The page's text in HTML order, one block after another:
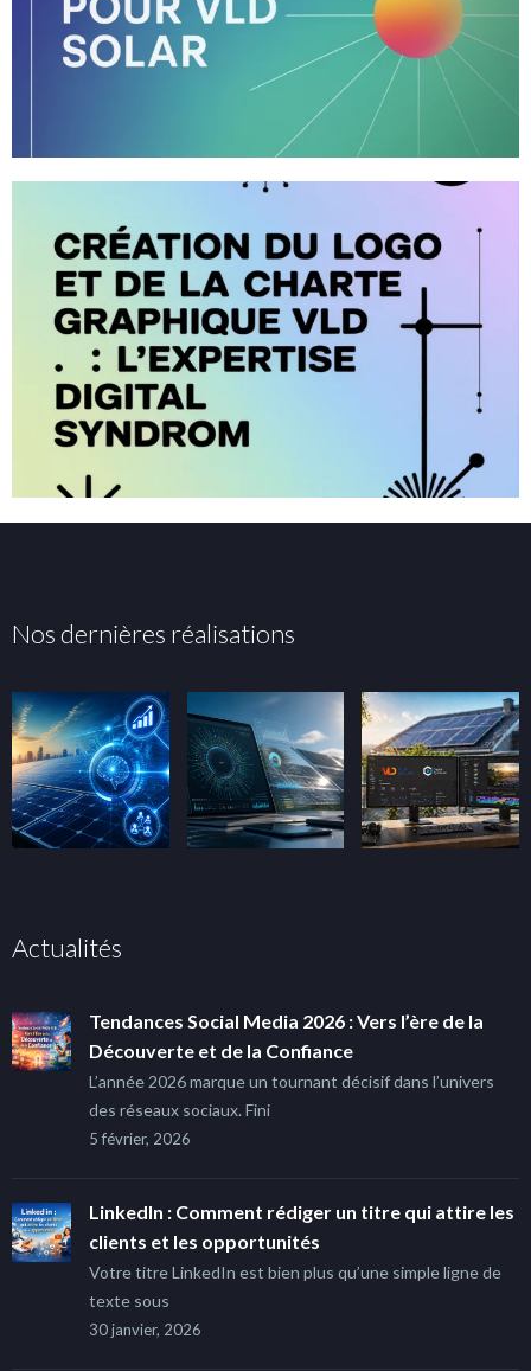
Nos dernières réalisations
Actualités
Tendances Social Media 2026 : Vers l’ère de la
Découverte et de la Confiance
L’année 2026 marque un tournant décisif dans l’univers
des réseaux sociaux. Fini
5 février, 2026
LinkedIn : Comment rédiger un titre qui attire les
clients et les opportunités
Votre titre LinkedIn est bien plus qu’une simple ligne de
texte sous
30 janvier, 2026